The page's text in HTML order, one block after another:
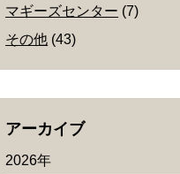
マギーズセンター (7)
その他 (43)
アーカイブ
2026年